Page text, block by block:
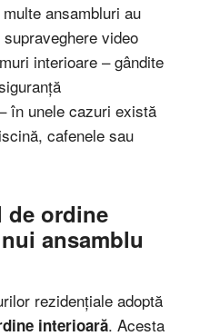
ansambluri au
video
interioare – gândite
în unele cazuri există
cafenele sau
de ordine
ansamblu
rezidențiale adoptă
interioară. Acesta